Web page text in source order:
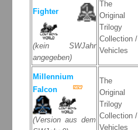
Fighter
(kein SWJahr
angegeben)
The
Original
Trilogy
Collection /
Vehicles
Millennium
Falcon
(Version aus dem
The
Original
Trilogy
Collection /
Vehicles